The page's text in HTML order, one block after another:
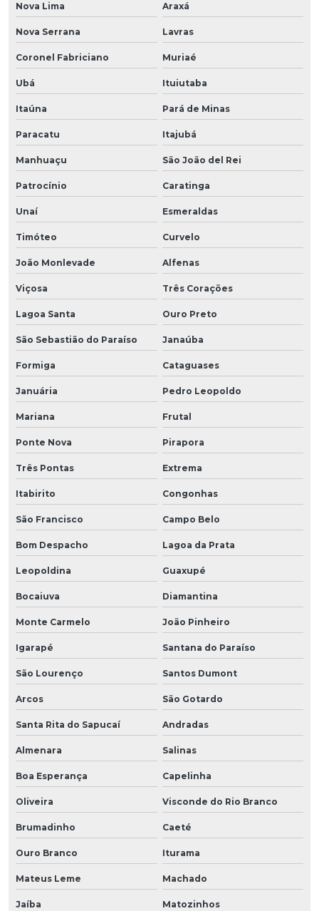
Nova Lima Araxá
Nova Serrana Lavras
Coronel Fabriciano Muriaé
Ubá Ituiutaba
Itaúna Pará de Minas
Paracatu Itajubá
Manhuaçu São João del Rei
Patrocínio Caratinga
Unaí Esmeraldas
Timóteo Curvelo
João Monlevade Alfenas
Viçosa Três Corações
Lagoa Santa Ouro Preto
São Sebastião do Paraíso Janaúba
Formiga Cataguases
Januária Pedro Leopoldo
Mariana Frutal
Ponte Nova Pirapora
Três Pontas Extrema
Itabirito Congonhas
São Francisco Campo Belo
Bom Despacho Lagoa da Prata
Leopoldina Guaxupé
Bocaiuva Diamantina
Monte Carmelo João Pinheiro
Igarapé Santana do Paraíso
São Lourenço Santos Dumont
Arcos São Gotardo
Santa Rita do Sapucaí Andradas
Almenara Salinas
Boa Esperança Capelinha
Oliveira Visconde do Rio Branco
Brumadinho Caeté
Ouro Branco Iturama
Mateus Leme Machado
Jaíba Matozinhos